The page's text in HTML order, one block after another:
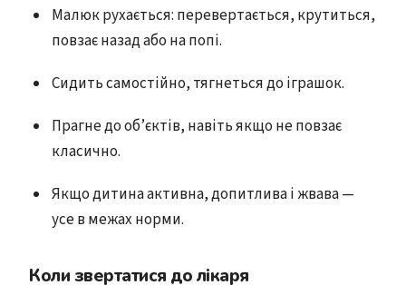
Малюк рухається: перевертається, крутиться,
повзає назад або на попі.
Сидить самостійно, тягнеться до іграшок.
Прагне до об’єктів, навіть якщо не повзає
класично.
Якщо дитина активна, допитлива і жвава —
усе в межах норми.
Коли звертатися до лікаря